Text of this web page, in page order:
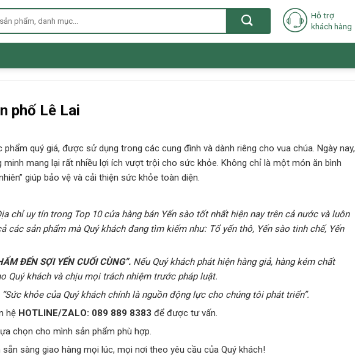
Hỗ trợ
khách hàng
phố Lê Lai
quý giá, được sử dụng trong các cung đình và dành riêng cho vua chúa. Ngày nay,
mang lại rất nhiều lợi ích vượt trội cho sức khỏe. Không chỉ là một món ăn bình
giúp bảo vệ và cải thiện sức khỏe toàn diện.
chỉ uy tín trong Top 10 cửa hàng bán Yến sào tốt nhất hiện nay trên cả nướcvà luôn
các sản phẩm mà Quý khách đang tìm kiếm như: Tổ yến thô, Yến sào tinh chế, Yến
ĐẾN SỢI YẾN CUỐI CÙNG”. Nếu Quý khách phát hiện hàng giả, hàng kém chất
Quý khách và chịu mọi trách nhiệm trước pháp luật.
“Sức khỏe của Quý khách chính là nguồn động lực cho chúng tôi phát triển”.
hệ HOTLINE/ZALO: 089 889 8383 để được tư vấn.
chọn cho mình sản phẩm phù hợp.
sàng giao hàng mọi lúc, mọi nơi theo yêu cầu của Quý khách!